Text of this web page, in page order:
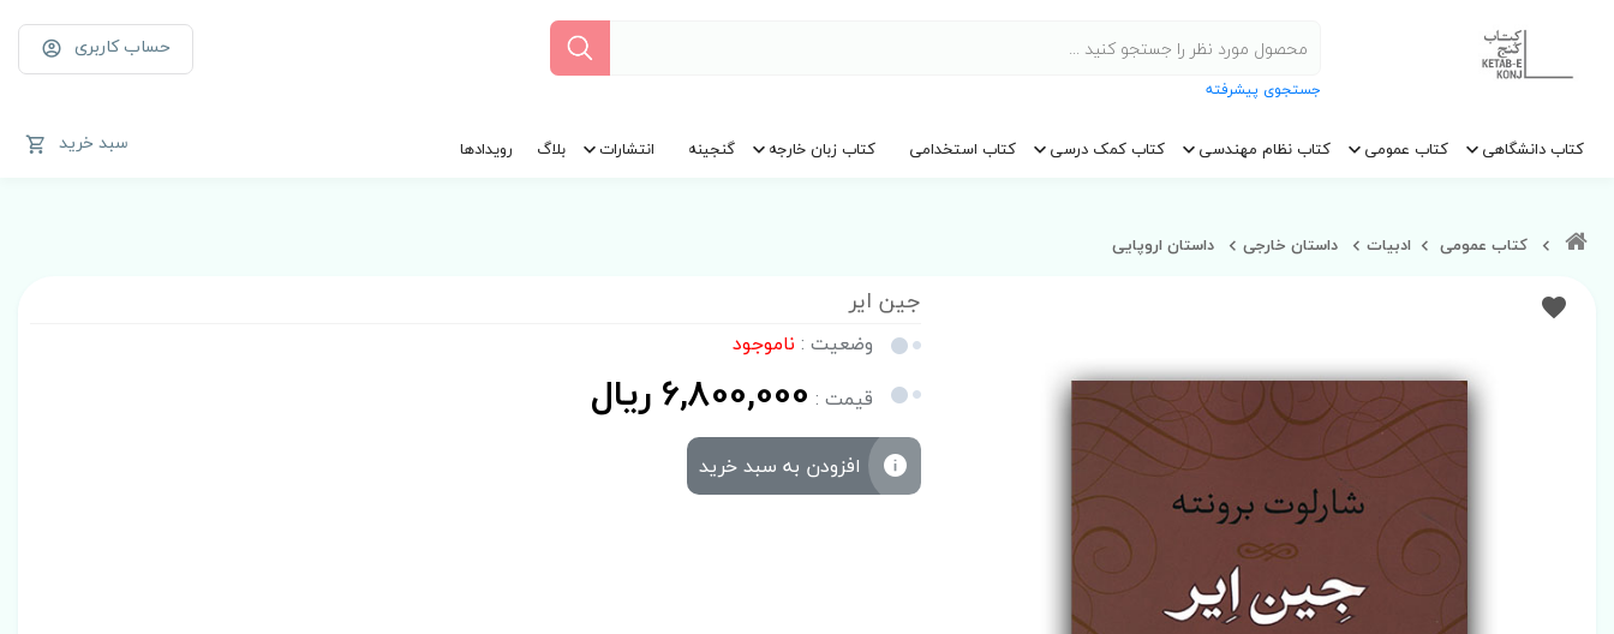
جستجوی پیشرفته
حساب کاربری
کتاب دانشگاهی کتاب عمومی کتاب نظام مهندسی کتاب کمک درسی کتاب استخدامی کتاب زبان خارجه گنجینه انتشارات بلاگ رویدادها سبد خرید
کتاب عمومی ادبیات داستان خارجی داستان اروپایی
جین ایر
وضعیت : ناموجود
قیمت : 6,800,000 ریال
افزودن به سبد خرید